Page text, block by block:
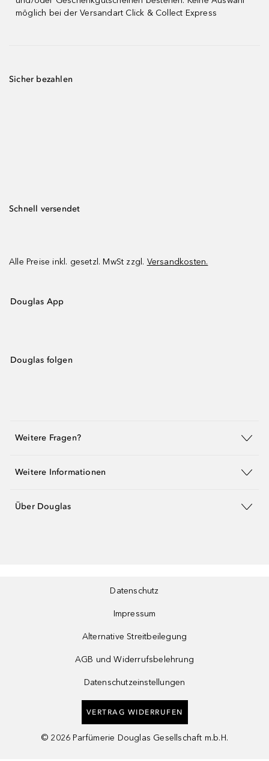
möglich bei der Versandart Click & Collect Express
Sicher bezahlen
Schnell versendet
Alle Preise inkl. gesetzl. MwSt zzgl. Versandkosten.
Douglas App
Douglas folgen
Weitere Fragen?
Weitere Informationen
Über Douglas
Datenschutz
Impressum
Alternative Streitbeilegung
AGB und Widerrufsbelehrung
Datenschutzeinstellungen
VERTRAG WIDERRUFEN
© 2026 Parfümerie Douglas Gesellschaft m.b.H.